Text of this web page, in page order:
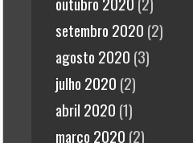
setembro 2020 (2)
agosto 2020 (3)
julho 2020 (2)
abril 2020 (1)
março 2020 (2)